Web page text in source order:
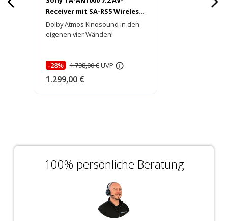
Receiver mit SA-RS5 Wireless
Atmos Rear Speaker -
HEIMKINORAUM Edition
Dolby Atmos Kinosound in den
eigenen vier Wänden!
-28% 1.798,00 €UVP
1.299,00 €
100% persönliche Beratung